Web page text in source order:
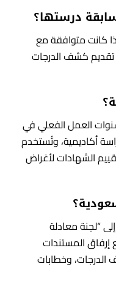
درستها؟
كانت متوافقة مع
تقديم كشف الدرجات
العمل الفعلي في
أكاديمية، وتُستخدم
الشهادات لأغراض
“لجنة معادلة
إرفاق المستندات
الدرجات، وخطابات